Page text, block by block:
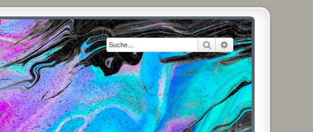
Suche Erweiterte Suche